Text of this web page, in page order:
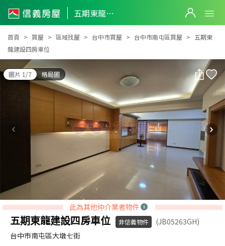
五期東龍建設四房車位
五期東龍建設四房車位
首頁 買屋 區域找屋 台中市買屋 台中市南屯區買屋
五期東
龍建設四房車位
圖片 1/7 格局圖
此為其他仲介業者物件
五期東龍建設四房車位 非信義物件
(JB05263GH)
台中市南屯區大墩七街